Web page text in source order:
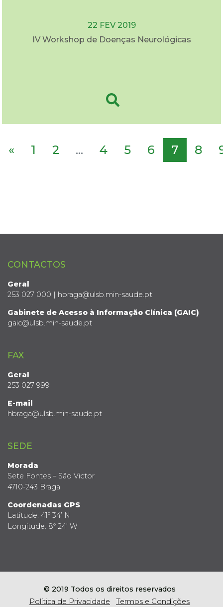
22 FEV 2019
IV Workshop de Doenças Neurológicas
« 1 2 ... 4 5 6 7 8
CONTACTOS
Geral
253 027 000 | hbraga@ulsb.min-saude.pt
Gabinete de Acesso à Informação Clínica (GAIC)
gaic@ulsb.min-saude.pt
FAX
Geral
253 027 999
E-mail
hbraga@ulsb.min-saude.pt
SEDE
Morada
Sete Fontes – São Victor
4710-243 Braga
Coordenadas GPS
Latitude: 41º 34’ N
Longitude: 8º 24’ W
© 2019 Todos os direitos reservados
Política de Privacidade
Termos e Condições